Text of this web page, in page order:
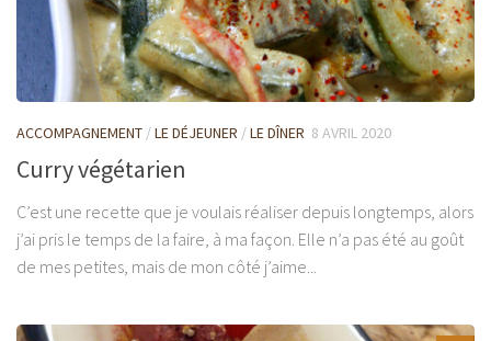
ACCOMPAGNEMENT /LE DÉJEUNER /LE DÎNER 8 AVRIL 2020
Curry végétarien
C’est une recette que je voulais réaliser depuis longtemps, alors
j’ai pris le temps de la faire, à ma façon. Elle n’a pas été au goût
de mes petites, mais de mon côté j’aime...